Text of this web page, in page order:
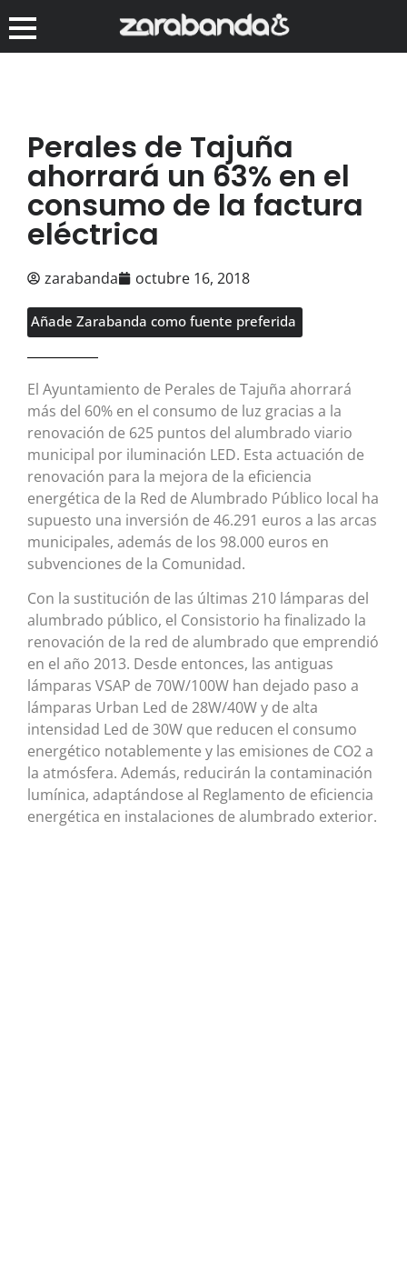
Perales de Tajuña
ahorrará un 63% en el
consumo de la factura
eléctrica
zarabanda octubre 16, 2018
Añade Zarabanda como fuente preferida
El Ayuntamiento de Perales de Tajuña ahorrará
más del 60% en el consumo de luz gracias a la
renovación de 625 puntos del alumbrado viario
municipal por iluminación LED. Esta actuación de
renovación para la mejora de la eficiencia
energética de la Red de Alumbrado Público local ha
supuesto una inversión de 46.291 euros a las arcas
municipales, además de los 98.000 euros en
subvenciones de la Comunidad.
Con la sustitución de las últimas 210 lámparas del
alumbrado público, el Consistorio ha finalizado la
renovación de la red de alumbrado que emprendió
en el año 2013. Desde entonces, las antiguas
lámparas VSAP de 70W/100W han dejado paso a
lámparas Urban Led de 28W/40W y de alta
intensidad Led de 30W que reducen el consumo
energético notablemente y las emisiones de CO2 a
la atmósfera. Además, reducirán la contaminación
lumínica, adaptándose al Reglamento de eficiencia
energética en instalaciones de alumbrado exterior.